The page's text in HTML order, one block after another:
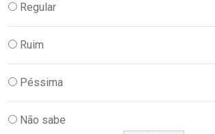
Regular
Ruim
Péssima
Não sabe